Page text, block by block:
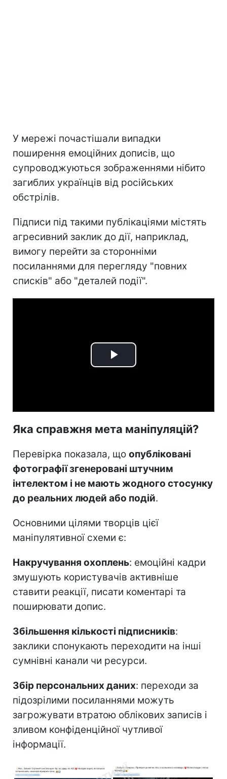
У мережі почастішали випадки
поширення емоційних дописів, що
супроводжуються зображеннями нібито
загиблих українців від російських
обстрілів.
Підписи під такими публікаціями містять
агресивний заклик до дії, наприклад,
вимогу перейти за сторонніми
посиланнями для перегляду "повних
списків" або "деталей події".
Play
Яка справжня мета маніпуляцій?
Перевірка показала, що опубліковані
фотографії згенеровані штучним
інтелектом і не мають жодного стосунку
до реальних людей або подій.
Основними цілями творців цієї
маніпулятивної схеми є:
Накручування охоплень: емоційні кадри
змушують користувачів активніше
ставити реакції, писати коментарі та
поширювати допис.
Збільшення кількості підписників:
заклики спонукають переходити на інші
сумнівні канали чи ресурси.
Збір персональних даних: переходи за
підозрілими посиланнями можуть
загрожувати втратою облікових записів і
зливом конфіденційної чутливої
інформації.